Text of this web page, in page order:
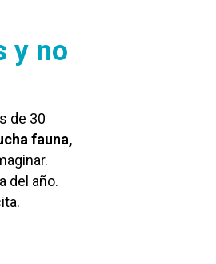
y no
de 30
fauna,
del año.